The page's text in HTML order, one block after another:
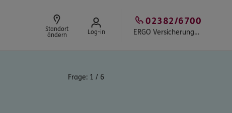
Standort
ändern
Log-in ERGO Versicherungsbüro Mrosek in Ahlen
02382/6700
Frage: 1 / 6